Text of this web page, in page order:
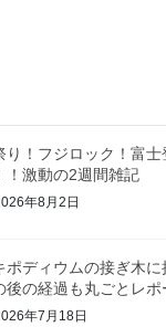
り！フジロック！富士
！激動の2週間雑記
年8月2日
ポディウムの接ぎ木に
後の経過も丸ごとレ
年7月18日